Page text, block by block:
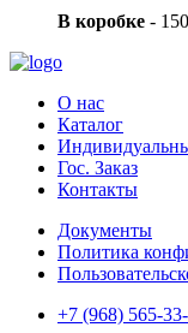
В коробке -
О нас
Каталог
Гос. Заказ
Контакты
Документы
Политика
+7 (968) 565-